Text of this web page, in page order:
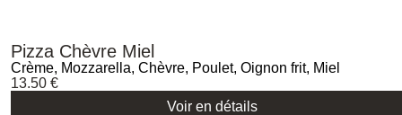
Pizza Chèvre Miel
Crème, Mozzarella, Chèvre, Poulet, Oignon frit, Miel
13.50 €
Voir en détails